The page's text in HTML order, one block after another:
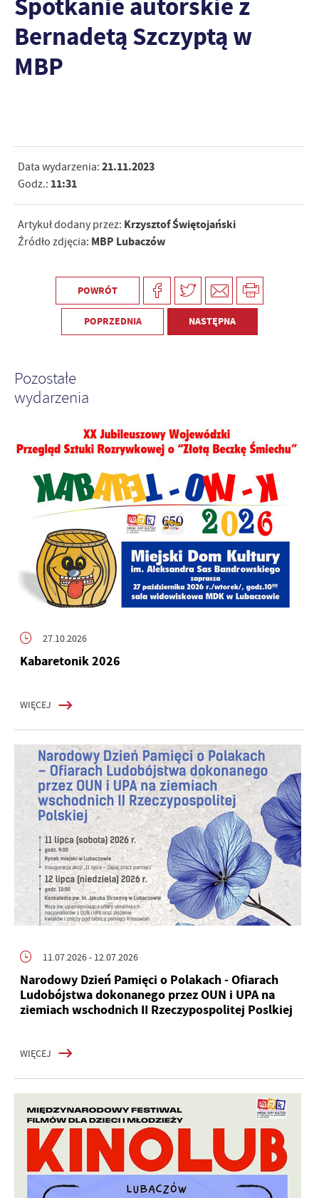
Bernadetą Szczyptą w
MBP
Data wydarzenia: 21.11.2023
Godz.: 11:31
Artykuł dodany przez: Krzysztof Świętojański
Źródło zdjęcia: MBP Lubaczów
POWRÓT
POPRZEDNIA NASTĘPNA
Pozostałe
wydarzenia
27.10.2026
Kabaretonik 2026
WIĘCEJ
11.07.2026- 12.07.2026
Narodowy Dzień Pamięci o Polakach - Ofiarach
Ludobójstwa dokonanego przez OUN i UPA na
ziemiach wschodnich II Rzeczypospolitej Poslkiej
WIĘCEJ